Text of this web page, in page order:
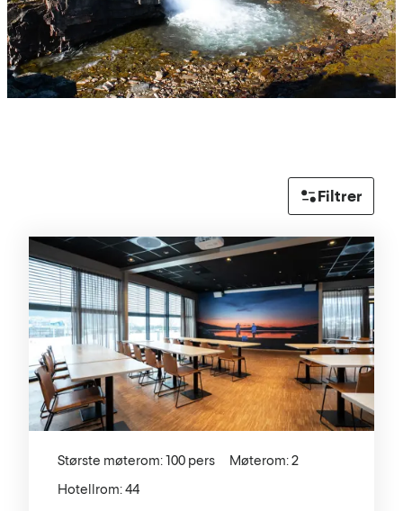
Filtrer
Største møterom: 100 pers
Møterom: 2
Hotellrom: 44